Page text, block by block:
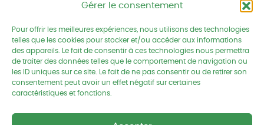
Gérer le consentement
Pour offrir les meilleures expériences, nous utilisons des technologies
telles que les cookies pour stocker et/ou accéder aux informations
des appareils. Le fait de consentir à ces technologies nous permettra
de traiter des données telles que le comportement de navigation ou
les ID uniques sur ce site. Le fait de ne pas consentir ou de retirer son
consentement peut avoir un effet négatif sur certaines
caractéristiques et fonctions.
22190 PLERIN cedex
02 96 74 75 50
cedapa@wanadoo.fr
Retrouvez-nous sur Facebook
Retrouvez-nous sur
Retrouvez-